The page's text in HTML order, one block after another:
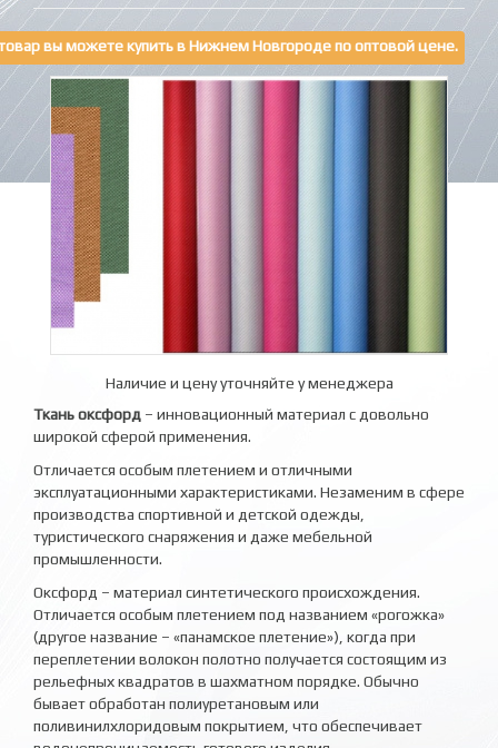
вы можете купить в Нижнем Новгороде по оптовой цене.
Наличие и цену уточняйте у менеджера
Ткань оксфорд – инновационный материал с довольно
широкой сферой применения.
Отличается особым плетением и отличными
эксплуатационными характеристиками. Незаменим в сфере
производства спортивной и детской одежды,
туристического снаряжения и даже мебельной
промышленности.
Оксфорд – материал синтетического происхождения.
Отличается особым плетением под названием «рогожка»
(другое название – «панамское плетение»), когда при
переплетении волокон полотно получается состоящим из
рельефных квадратов в шахматном порядке. Обычно
бывает обработан полиуретановым или
поливинилхлоридовым покрытием, что обеспечивает